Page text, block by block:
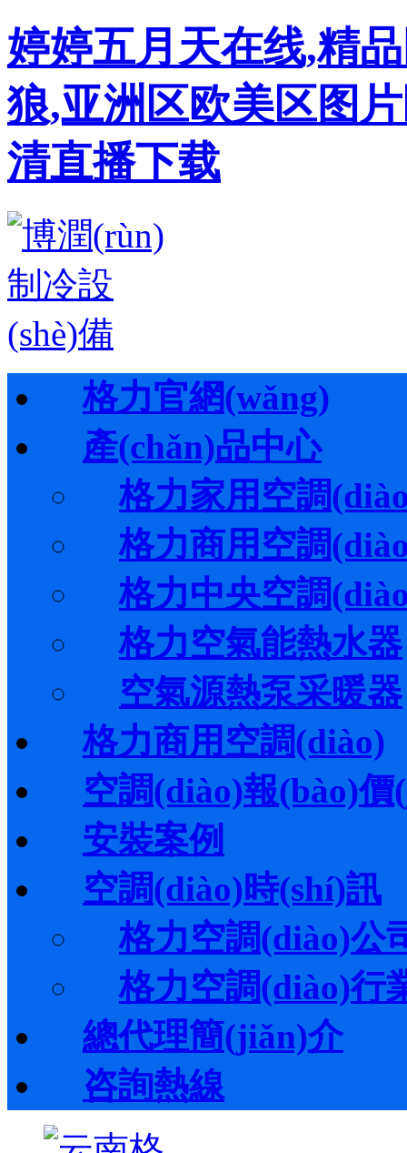
婷婷五月天在线,精
狼,亚洲区欧美区图
清直播下载
格力官網(wǎng)
產(chǎn)品中心
格力家用空調
格力商用空調
格力中央空調
格力空氣能熱水器
空氣源熱泵采暖器
格力商用空調(diào)
空調(diào)報(bào)
安裝案例
空調(diào)時(shí)訊
格力空調(diào)公
格力空調(diào)行
總代理簡(jiǎn)介
咨詢熱線